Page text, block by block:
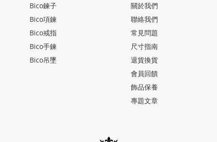
Bico鍊子
Bico項鍊
Bico戒指
Bico手鍊
Bico吊墜
關於我們
聯絡我們
常見問題
尺寸指南
退貨換貨
會員回饋
飾品保養
專題文章